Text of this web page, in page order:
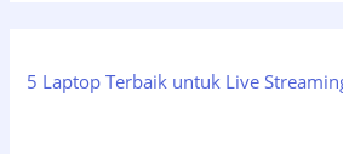
5 Laptop Terbaik untuk Live